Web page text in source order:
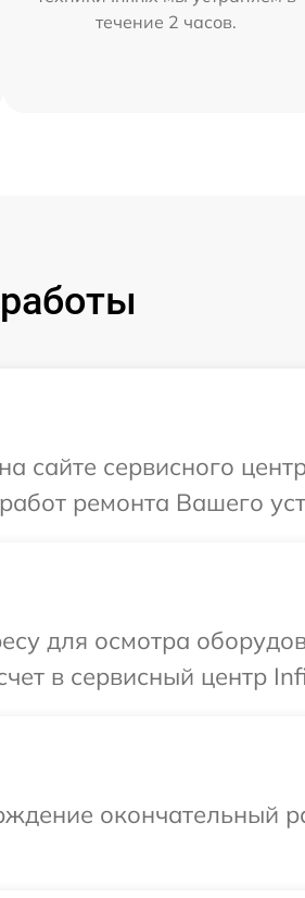
течение 2 часов.
сайте сервисного
ремонта Вашего
для осмотра
в сервисный центр
окончательный